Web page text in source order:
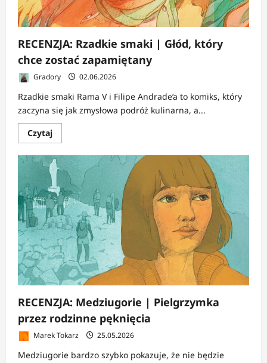
RECENZJA: Rzadkie smaki | Głód, który
chce zostać zapamiętany
Gradory 02.06.2026
Rzadkie smaki Rama V i Filipe Andrade’a to komiks, który
zaczyna się jak zmysłowa podróż kulinarna, a...
CzytajDowiedz
się
o
RECENZJA:
Rzadkie
smaki
|
Głód,
który
chce
zostać
zapamiętany
RECENZJA: Medziugorie | Pielgrzymka
przez rodzinne pęknięcia
Marek Tokarz 25.05.2026
Medziugorie bardzo szybko pokazuje, że nie będzie